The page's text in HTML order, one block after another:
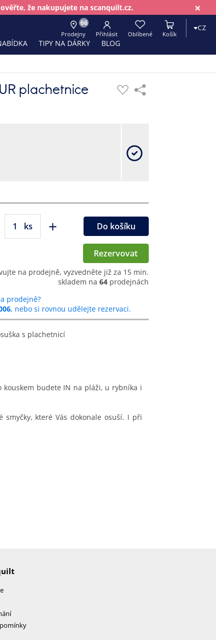
×
že nakupujete na scanquilt.cz.
TIPY NA DÁRKY BLOG
66
Prodejny Přihlásit Oblíbené Košík
CZ
plachetnice
ks + Do košíku
Rezervovat
na prodejně, vyzvedněte již za 15 min.
skladem na 64 prodejnách
prodejně?
, nebo si rovnou udělejte rezervaci.
s plachetnicí
kouskem budete IN na pláži, u rybníka i
smyčky, které Vás dokonale osuší. I při